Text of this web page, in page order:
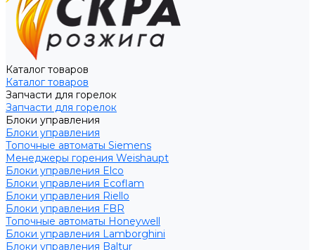
Каталог товаров
Каталог товаров
Запчасти для горелок
Запчасти для горелок
Блоки управления
Блоки управления
Топочные автоматы Siemens
Менеджеры горения Weishaupt
Блоки управления Elco
Блоки управления Ecoflam
Блоки управления Riello
Блоки управления FBR
Топочные автоматы Honeywell
Блоки управления Lamborghini
Блоки управления Baltur